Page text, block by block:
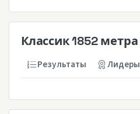
Классик 1852 метра
Результаты Лидеры